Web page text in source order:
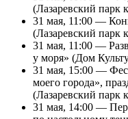
(Лазаревский парк
31 мая, 11:00 —
(Лазаревский парк
31 мая, 11:00 —
у моря» (Дом
31 мая, 15:00 —
моего города»,
(Лазаревский парк
31 мая, 14:00 —